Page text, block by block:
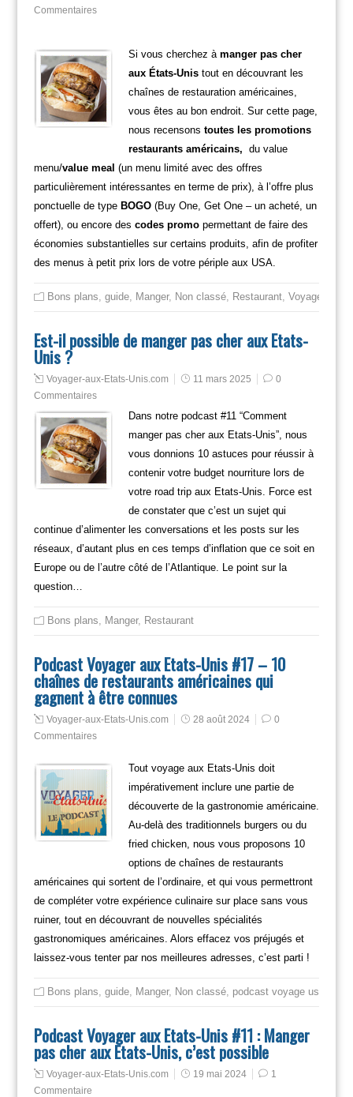
Commentaires
Si vous cherchez à manger pas cher
aux États-Unistout en découvrant les
chaînes de restauration américaines,
vous êtes au bon endroit. Sur cette page,
nous recensons toutes les promotions
restaurants américains, du value
menu/value meal (un menu limité avec des offres
particulièrement intéressantes en terme de prix), à l’offre plus
ponctuelle de type BOGO(Buy One, Get One – un acheté, un
offert), ou encore des codes promopermettant de faire des
économies substantielles sur certains produits, afin de profiter
des menus à petit prix lors de votre périple aux USA.
Bons plans guide, Manger, Non classé, Restaurant, Voyager en
Est-il possible de manger pas cher aux Etats-
Unis ?
Voyager-aux-Etats-Unis.com 11 mars 2025
0
Commentaires
Dans notre podcast #11 “Comment
manger pas cher aux Etats-Unis”, nous
vous donnions 10 astuces pour réussir à
contenir votre budget nourriture lors de
votre road trip aux Etats-Unis. Force est
de constater que c’est un sujet qui
continue d’alimenter les conversations et les posts sur les
réseaux, d’autant plus en ces temps d’inflation que ce soit en
Europe ou de l’autre côté de l’Atlantique. Le point sur la
question…
Bons plans Manger, Restaurant
Podcast Voyager aux Etats-Unis #17 – 10
chaînes de restaurants américaines qui
gagnent à être connues
Voyager-aux-Etats-Unis.com 28 août 2024
0
Commentaires
Tout voyage aux Etats-Unis doit
impérativement inclure une partie de
découverte de la gastronomie américaine.
Au-delà des traditionnels burgers ou du
fried chicken, nous vous proposons 10
options de chaînes de restaurants
américaines qui sortent de l’ordinaire, et qui vous permettront
de compléter votre expérience culinaire sur place sans vous
ruiner, tout en découvrant de nouvelles spécialités
gastronomiques américaines. Alors effacez vos préjugés et
laissez-vous tenter par nos meilleures adresses, c’est parti !
Bons plans guide, Manger, Non classé, podcast voyage usa
Podcast Voyager aux Etats-Unis #11 : Manger
pas cher aux Etats-Unis, c’est possible
Voyager-aux-Etats-Unis.com 19 mai 2024
1
Commentaire